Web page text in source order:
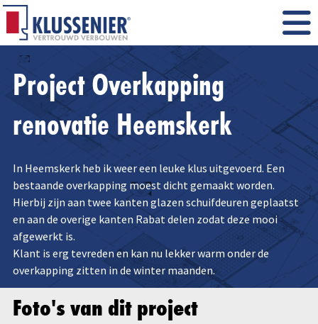
Project Overkapping
renovatie Heemskerk
In Heemskerk heb ik weer een leuke klus uitgevoerd. Een
bestaande overkapping moest dicht gemaakt worden.
Hierbij zijn aan twee kanten glazen schuifdeuren geplaatst
en aan de overige kanten Rabat delen zodat deze mooi
afgewerkt is.
Klant is erg tevreden en kan nu lekker warm onder de
overkapping zitten in de winter maanden.
Foto's van dit project